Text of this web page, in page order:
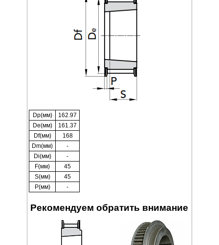
Dp(мм)
162.97
De(мм)
161.37
Df(мм)
168
Dm(мм)
-
Di(мм)
-
F(мм)
45
S(мм)
45
P(мм)
-
Рекомендуем обратить внимание